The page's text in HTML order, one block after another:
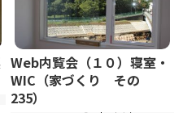
Web内覧会（１０）寝室・
WIC（家づくり その
235）